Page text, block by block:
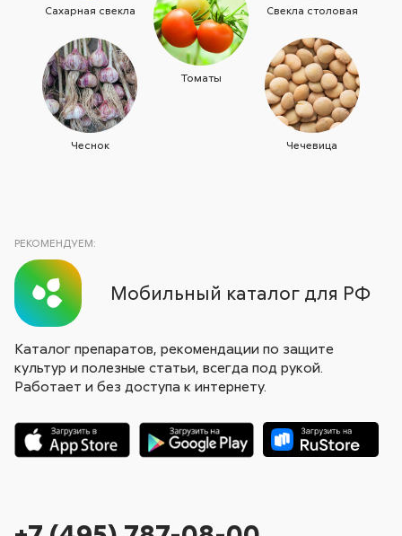
Сахарная свекла Свекла столовая
Томаты
Чеснок Чечевица
РЕКОМЕНДУЕМ:
Мобильный каталог для РФ
Каталог препаратов, рекомендации по защите
культур и полезные статьи, всегда под рукой.
Работает и без доступа к интернету.